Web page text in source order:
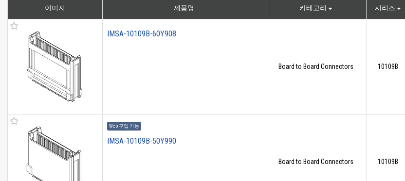
이미지 제품명 카테고리 시리즈
IMSA-10109B-60Y908
Board to Board Connectors 10109B
Web 구입 가능
IMSA-10109B-50Y990
Board to Board Connectors 10109B